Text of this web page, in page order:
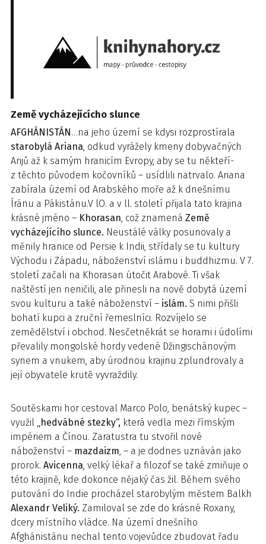
Země vycházejícícho slunce
AFGHÁNISTÁN…na jeho území se kdysi rozprostírala
starobylá Ariana, odkud vyrážely kmeny dobyvačných
Arijů až k samým hranicím Evropy, aby se tu někteří-
z těchto původem kočovníků – usídlili natrvalo. Ariana
zabírala území od Arabského moře až k dnešnímu
Íránu a Pákistánu.V lO. a v ll. století přijala tato krajina
krásné jméno – Khorasan, což znamená Země
vycházejícího slunce. Neustálé války posunovaly a
měnily hranice od Persie k Indii, střídaly se tu kultury
Východu i Západu, náboženství islámu i buddhizmu. V 7.
století začali na Khorasan útočit Arabové. Ti však
naštěstí jen neničili, ale přinesli na nově dobytá území
svou kulturu a také náboženství – islám. S nimi přišli
bohatí kupci a zruční řemeslníci. Rozvíjelo se
zemědělství i obchod. Nesčetněkrát se horami i údolími
převalily mongolské hordy vedené Džingischánovým
synem a vnukem, aby úrodnou krajinu zplundrovaly a
její obyvatele krutě vyvraždily.
Soutěskami hor cestoval Marco Polo, benátský kupec –
využil „hedvábné stezky“, která vedla mezi římským
impériem a Čínou. Zaratustra tu stvořil nové
náboženství – mazdaizm, – a je dodnes uznáván jako
prorok. Avicenna, velký lékař a filozof se také zmiňuje o
této krajině, kde dokonce nějaký čas žil. Během svého
putování do Indie procházel starobylým městem Balkh
Alexandr Veliký. Zamiloval se zde do krásné Roxany,
dcery místního vládce. Na území dnešního
Afghánistánu nechal tento vojevůdce zbudovat řadu